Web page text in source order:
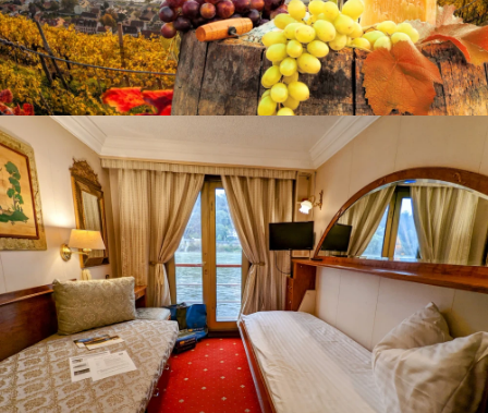
Blick über die Weinberge der Wachau